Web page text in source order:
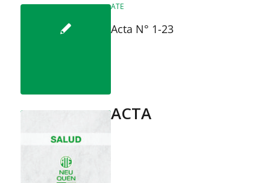
ATE
Acta N° 1-23
ACTA